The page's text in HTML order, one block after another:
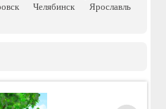
Челябинск
Ярославль